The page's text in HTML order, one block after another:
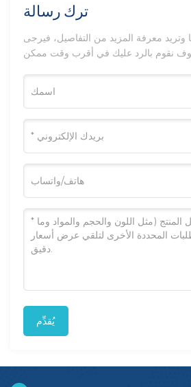
ترك رسالة
وتريد معرفة المزيد من التفاصيل، فيرجى
يُقدِّم